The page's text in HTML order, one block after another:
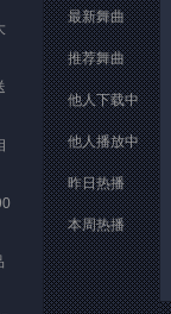
最新舞曲
推荐舞曲
他人下载中
他人播放中
昨日热播
本周热播